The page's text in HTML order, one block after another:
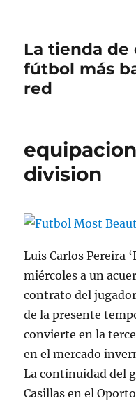
La tienda de
fútbol más
red
division
Luis Carlos Pereira
miércoles a un
contrato del
de la presente
convierte en la
en el mercado
La continuidad del
Casillas en el